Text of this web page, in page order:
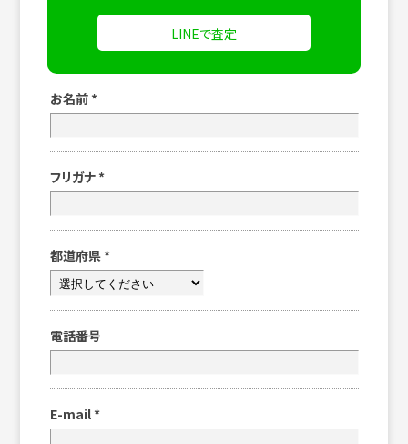
LINEで査定
お名前 *
フリガナ *
都道府県 *
電話番号
E-mail *